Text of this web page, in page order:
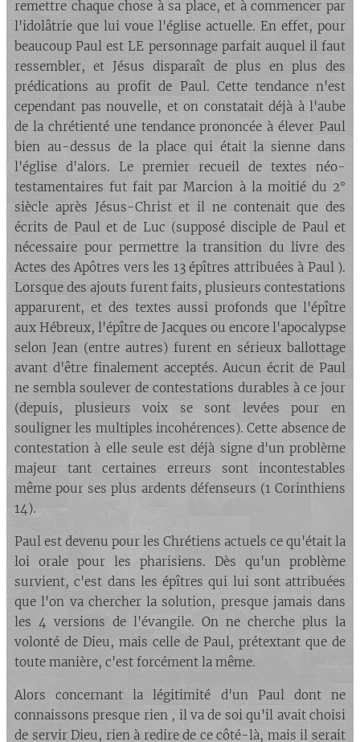
remettre chaque chose à sa place, et à commencer par
l'idolâtrie que lui voue l'église actuelle. En effet, pour
beaucoup Paul est LE personnage parfait auquel il faut
ressembler, et Jésus disparaît de plus en plus des
prédications au profit de Paul. Cette tendance n'est
cependant pas nouvelle, et on constatait déjà à l'aube
de la chrétienté une tendance prononcée à élever Paul
bien au-dessus de la place qui était la sienne dans
l'église d'alors. Le premier recueil de textes néo-
testamentaires fut fait par Marcion à la moitié du 2°
siècle après Jésus-Christ et il ne contenait que des
écrits de Paul et de Luc (supposé disciple de Paul et
nécessaire pour permettre la transition du livre des
Actes des Apôtres vers les 13 épîtres attribuées à Paul ).
Lorsque des ajouts furent faits, plusieurs contestations
apparurent, et des textes aussi profonds que l'épître
aux Hébreux, l'épître de Jacques ou encore l'apocalypse
selon Jean (entre autres) furent en sérieux ballottage
avant d'être finalement acceptés. Aucun écrit de Paul
ne sembla soulever de contestations durables à ce jour
(depuis, plusieurs voix se sont levées pour en
souligner les multiples incohérences). Cette absence de
contestation à elle seule est déjà signe d'un problème
majeur tant certaines erreurs sont incontestables
même pour ses plus ardents défenseurs (1 Corinthiens
14).
Paul est devenu pour les Chrétiens actuels ce qu'était la
loi orale pour les pharisiens. Dès qu'un problème
survient, c'est dans les épîtres qui lui sont attribuées
que l'on va chercher la solution, presque jamais dans
les 4 versions de l'évangile. On ne cherche plus la
volonté de Dieu, mais celle de Paul, prétextant que de
toute manière, c'est forcément la même.
Alors concernant la légitimité d'un Paul dont ne
connaissons presque rien , il va de soi qu'il avait choisi
de servir Dieu, rien à redire de ce côté-là, mais il serait